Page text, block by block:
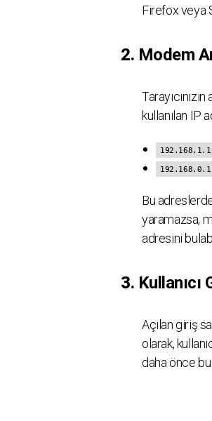
Firefox veya
2. Modem
kullanılan IP
192.168.1.1
192.168.0.1
Bu
yaramazsa,
adresini
3. Kullanıcı
Açılan giriş
olarak,
daha önce